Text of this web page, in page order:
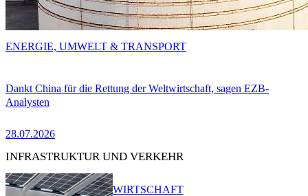
Dankt China für die Rettung der Weltwirtschaft, sagen EZB-
Analysten
28.07.2026
ENERGIE, UMWELT & TRANSPORT
INFRASTRUKTUR UND VERKEHR
WIRTSCHAFT